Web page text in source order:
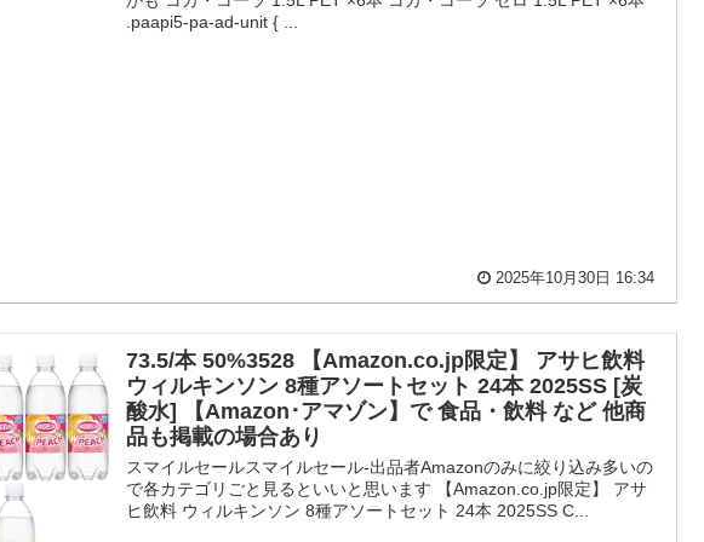
.paapi5-pa-ad-unit { ...
2025年10月30日 16:34
73.5/本 50%3528 【Amazon.co.jp限定】 アサヒ飲料
ウィルキンソン 8種アソートセット 24本 2025SS [炭
酸水] 【Amazon･アマゾン】で 食品・飲料 など 他商
品も掲載の場合あり
スマイルセールスマイルセール-出品者Amazonのみに絞り込み多いの
で各カテゴリごと見るといいと思います 【Amazon.co.jp限定】 アサ
ヒ飲料 ウィルキンソン 8種アソートセット 24本 2025SS C...